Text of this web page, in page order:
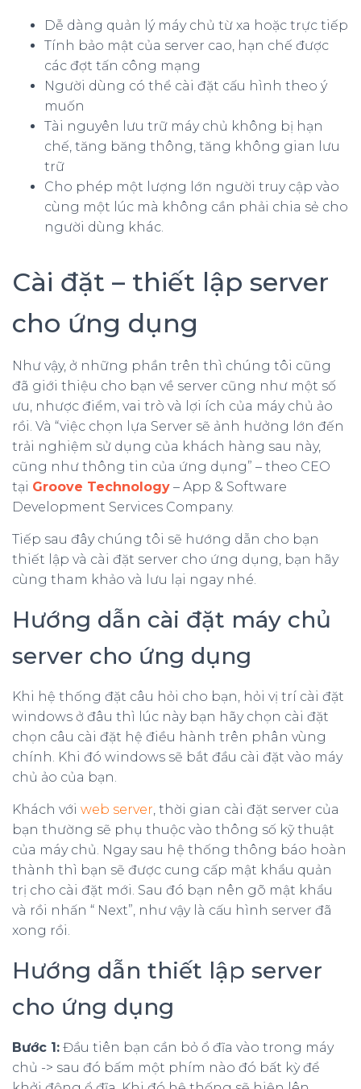
Dễ dàng quản lý máy chủ từ xa hoặc trực tiếp
Tính bảo mật của server cao, hạn chế được
các đợt tấn công mạng
Người dùng có thể cài đặt cấu hình theo ý
muốn
Tài nguyên lưu trữ máy chủ không bị hạn
chế, tăng băng thông, tăng không gian lưu
trữ
Cho phép một lượng lớn người truy cập vào
cùng một lúc mà không cần phải chia sẻ cho
người dùng khác.
Cài đặt – thiết lập server
cho ứng dụng
Như vậy, ở những phần trên thì chúng tôi cũng
đã giới thiệu cho bạn về server cũng như một số
ưu, nhược điểm, vai trò và lợi ích của máy chủ ảo
rồi. Và “việc chọn lựa Server sẽ ảnh hưởng lớn đến
trải nghiệm sử dụng của khách hàng sau này,
cũng như thông tin của ứng dụng” – theo CEO
tại Groove Technology – App & Software
Development Services Company.
Tiếp sau đây chúng tôi sẽ hướng dẫn cho bạn
thiết lập và cài đặt server cho ứng dụng, bạn hãy
cùng tham khảo và lưu lại ngay nhé.
Hướng dẫn cài đặt máy chủ
server cho ứng dụng
Khi hệ thống đặt câu hỏi cho bạn, hỏi vị trí cài đặt
windows ở đâu thì lúc này bạn hãy chọn cài đặt
chọn câu cài đặt hệ điều hành trên phân vùng
chính. Khi đó windows sẽ bắt đầu cài đặt vào máy
chủ ảo của bạn.
Khách với web server, thời gian cài đặt server của
bạn thường sẽ phụ thuộc vào thông số kỹ thuật
của máy chủ. Ngay sau hệ thống thông báo hoàn
thành thì bạn sẽ được cung cấp mật khẩu quản
trị cho cài đặt mới. Sau đó bạn nên gõ mật khẩu
và rồi nhấn “ Next”, như vậy là cấu hình server đã
xong rồi.
Hướng dẫn thiết lập server
cho ứng dụng
Bước 1: Đầu tiên bạn cần bỏ ổ đĩa vào trong máy
chủ -> sau đó bấm một phím nào đó bất kỳ để